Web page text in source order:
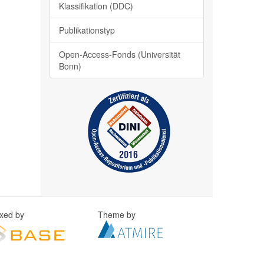
Klassifikation (DDC)
Publikationstyp
Open-Access-Fonds (Universität
Bonn)
by Theme by